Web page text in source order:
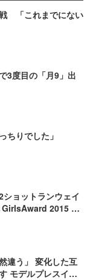
「これまでにない
3度目の「月9」出
ちりでした」
ョットランウェイ
GirlsAward 2015 S
違う」 変化した互
モデルプレスイン